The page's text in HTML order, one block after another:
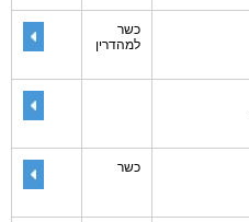
כשר
למהדרין
כשר